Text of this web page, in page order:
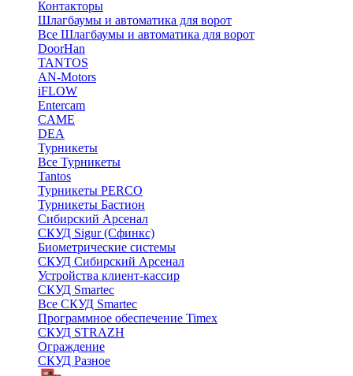
Контакторы
Шлагбаумы и автоматика для ворот
Все Шлагбаумы и автоматика для ворот
DoorHan
TANTOS
AN-Motors
iFLOW
Entercam
CAME
DEA
Турникеты
Все Турникеты
Tantos
Турникеты PERCO
Турникеты Бастион
Сибирский Арсенал
СКУД Sigur (Сфинкс)
Биометрические системы
СКУД Сибирский Арсенал
Устройства клиент-кассир
СКУД Smartec
Все СКУД Smartec
Программное обеспечение Timex
СКУД STRAZH
Ограждение
СКУД Разное